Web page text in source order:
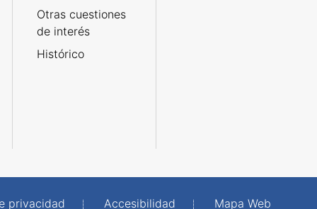
Otras cuestiones
de interés
Histórico
privacidad Accesibilidad Mapa Web